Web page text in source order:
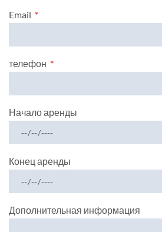
Email
телефон
Начало аренды
Конец аренды
Дополнительная информация